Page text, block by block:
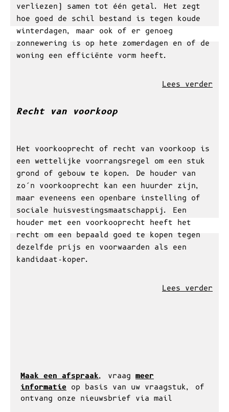
Het ’S-peil’ of 'schilpeil' drukt de
energie-efficiëntie van debouwschiluit.
Het vat alle energetische kwaliteiten van
de schil (zowel de winsten als de
verliezen) samen tot één getal. Het zegt
hoe goed de schil bestand is tegen koude
winterdagen, maar ook of er genoeg
zonnewering is op hete zomerdagen en of de
woning een efficiënte vorm heeft.Lees verder
Recht van voorkoop
Het voorkooprecht of recht van voorkoop is
een wettelijke voorrangsregel om een stuk
grond of gebouw te kopen. De houder van
zo’n voorkooprecht kan een huurder zijn,
maar eveneens een openbare instelling of
sociale huisvestingsmaatschappij. Een
houder met een voorkooprecht heeft het
recht om een bepaald goed te kopen tegen
dezelfde prijs en voorwaarden als een